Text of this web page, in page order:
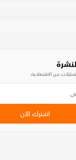
من الاقتصادية
اشترك الآن